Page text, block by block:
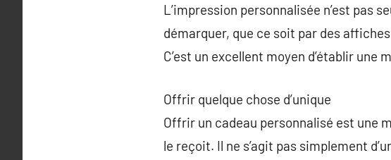
L’impression personnalisée n’est pas
démarquer, que ce soit par des
C’est un excellent moyen d’établir une
Offrir quelque chose d’unique
Offrir un cadeau personnalisé est une
le reçoit. Il ne s’agit pas simplement